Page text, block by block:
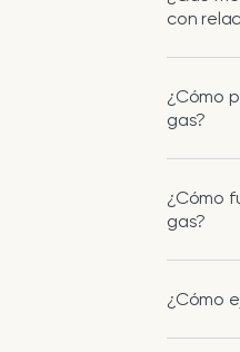
con
¿Cómo
gas?
¿Cómo
gas?
¿Cómo